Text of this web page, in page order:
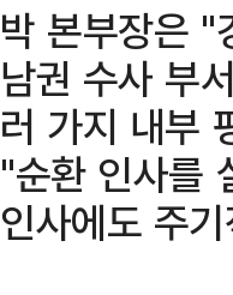
박 본부장은 "
남권 수사 부
러 가지 내부
"순환 인사를
인사에도 주